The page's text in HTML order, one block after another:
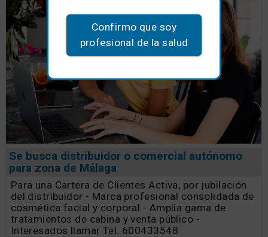
Se busca distribuidor o comercial autónomo
para zona de Málaga
Para una Cartera de Clientes Activa, por jubilación
del distribuidor - Marca profesional consolidada de
cosmética facial y corporal - Amplia gama de
tratamientos de cabina y venta público -
Interesados llamar Tel. 600433548
Confirmo que soy
profesional de la salud